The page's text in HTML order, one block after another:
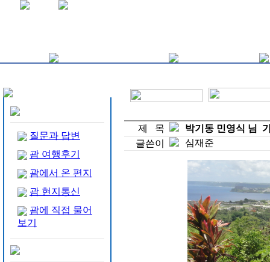
질문과 답변
괌 여행후기
괌에서 온 편지
괌 현지통신
괌에 직접 물어
보기
제 목
박기동 민영식 님
글쓴이
심재준